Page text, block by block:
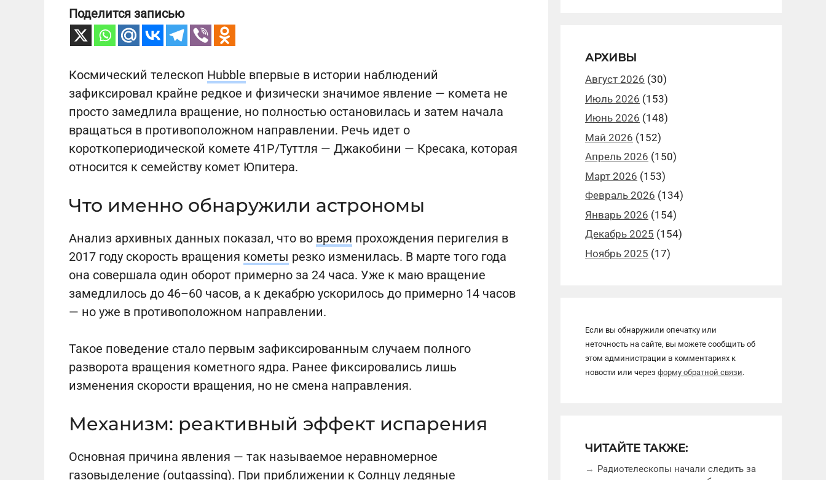
Поделится записью
Космический телескоп Hubble впервые в истории наблюдений
зафиксировал крайне редкое и физически значимое явление — комета не
просто замедлила вращение, но полностью остановилась и затем начала
вращаться в противоположном направлении. Речь идет о
короткопериодической комете 41P/Туттля — Джакобини — Кресака, которая
относится к семейству комет Юпитера.
Что именно обнаружили астрономы
Анализ архивных данных показал, что во время прохождения перигелия в
2017 году скорость вращения кометы резко изменилась. В марте того года
она совершала один оборот примерно за 24 часа. Уже к маю вращение
замедлилось до 46–60 часов, а к декабрю ускорилось до примерно 14 часов
— но уже в противоположном направлении.
Такое поведение стало первым зафиксированным случаем полного
разворота вращения кометного ядра. Ранее фиксировались лишь
изменения скорости вращения, но не смена направления.
Механизм: реактивный эффект испарения
Основная причина явления — так называемое неравномерное
газовыделение (outgassing). При приближении к Солнцу ледяные
АРХИВЫ
Август 2026 (30)
Июль 2026 (153)
Июнь 2026 (148)
Май 2026 (152)
Апрель 2026 (150)
Март 2026 (153)
Февраль 2026 (134)
Январь 2026 (154)
Декабрь 2025 (154)
Ноябрь 2025 (17)
Если вы обнаружили опечатку или
неточность на сайте, вы можете сообщить об
этом администрации в комментариях к
новости или через форму обратной связи.
ЧИТАЙТЕ ТАКЖЕ:
Радиотелескопы начали следить за